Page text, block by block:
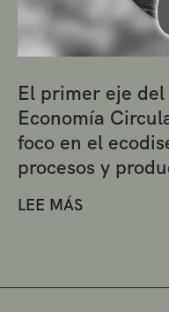
El primer eje
Economía
foco en el
procesos y
LEE MÁS